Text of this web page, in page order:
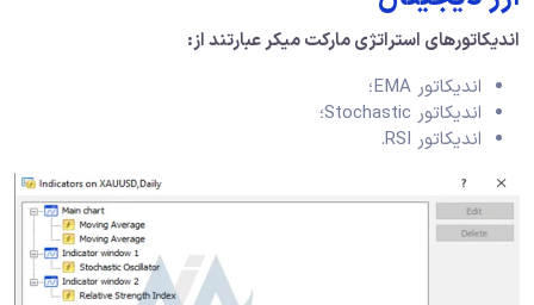
اندیکاتورهای استراتژی مارکت میکر عبارتند از:
اندیکاتور EMA؛
اندیکاتور Stochastic؛
اندیکاتور RSI.